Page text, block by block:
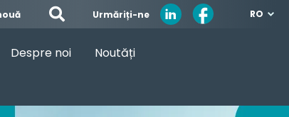
Urmăriți-ne RO
Despre noi
Noutăți